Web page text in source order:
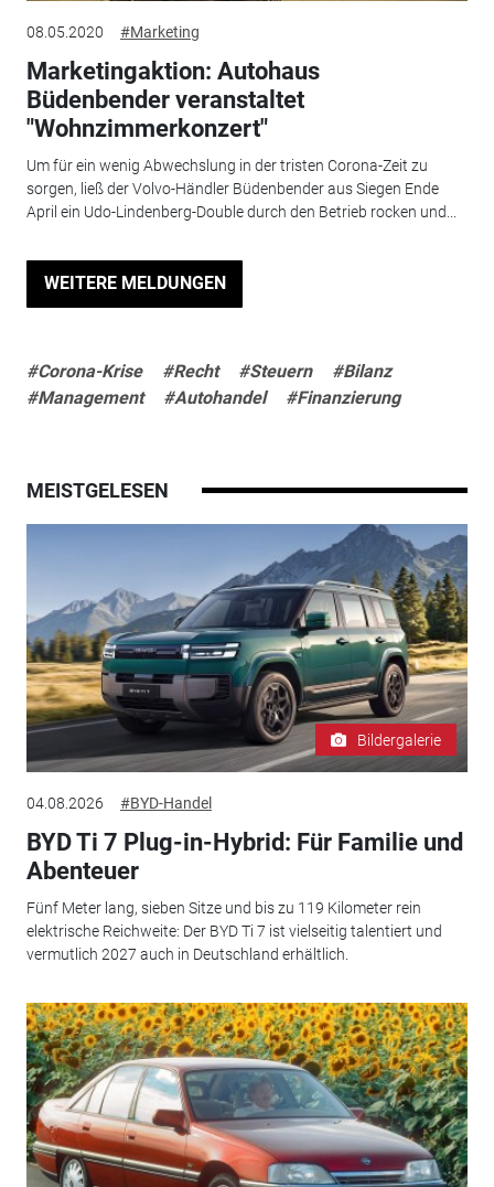
08.05.2020 #Marketing
Marketingaktion: Autohaus
Büdenbender veranstaltet
"Wohnzimmerkonzert"
Um für ein wenig Abwechslung in der tristen Corona-Zeit zu
sorgen, ließ der Volvo-Händler Büdenbender aus Siegen Ende
April ein Udo-Lindenberg-Double durch den Betrieb rocken und...
WEITERE MELDUNGEN
#Corona-Krise #Recht #Steuern
#Bilanz
#Management
#Autohandel #Finanzierung
MEISTGELESEN
Bildergalerie
04.08.2026 #BYD-Handel
BYD Ti 7 Plug-in-Hybrid: Für Familie und
Abenteuer
Fünf Meter lang, sieben Sitze und bis zu 119 Kilometer rein
elektrische Reichweite: Der BYD Ti 7 ist vielseitig talentiert und
vermutlich 2027 auch in Deutschland erhältlich.